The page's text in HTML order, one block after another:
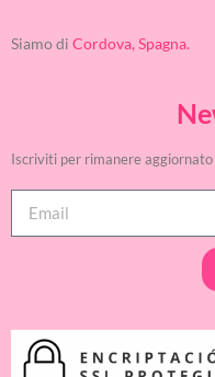
Siamo di Cordova, Spagna.
Iscriviti per rimanere